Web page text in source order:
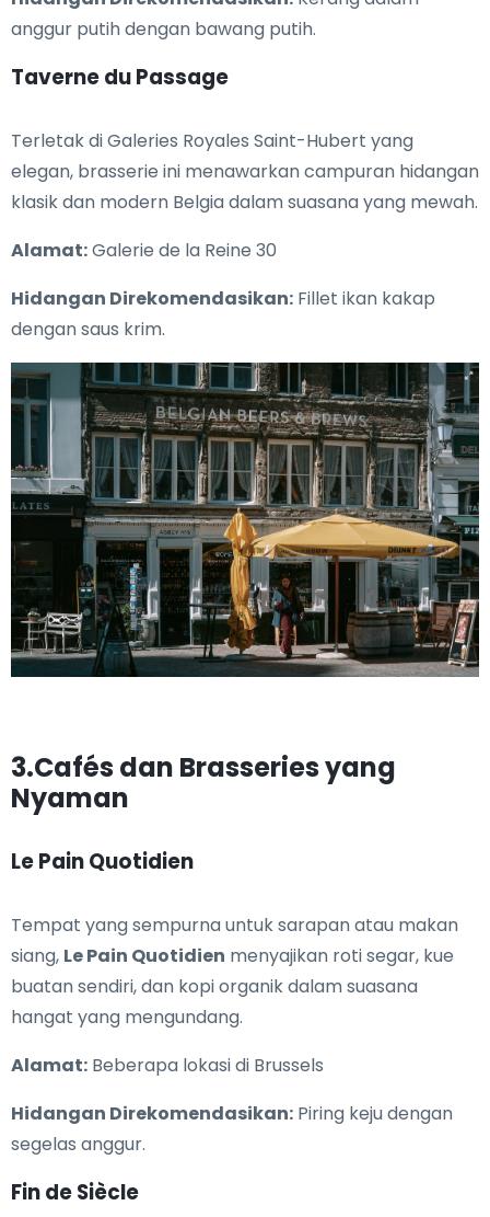
anggur putih dengan bawang putih.
Taverne du Passage
Terletak di Galeries Royales Saint-Hubert yang
elegan, brasserie ini menawarkan campuran hidangan
klasik dan modern Belgia dalam suasana yang mewah.
Alamat:Galerie de la Reine 30
Hidangan Direkomendasikan: Fillet ikan kakap
dengan saus krim.
3.Cafés dan Brasseries yang
Nyaman
Le Pain Quotidien
Tempat yang sempurna untuk sarapan atau makan
siang, Le Pain Quotidien menyajikan roti segar, kue
buatan sendiri, dan kopi organik dalam suasana
hangat yang mengundang.
Alamat: Beberapa lokasi di Brussels
Hidangan Direkomendasikan: Piring keju dengan
segelas anggur.
Fin de Siècle